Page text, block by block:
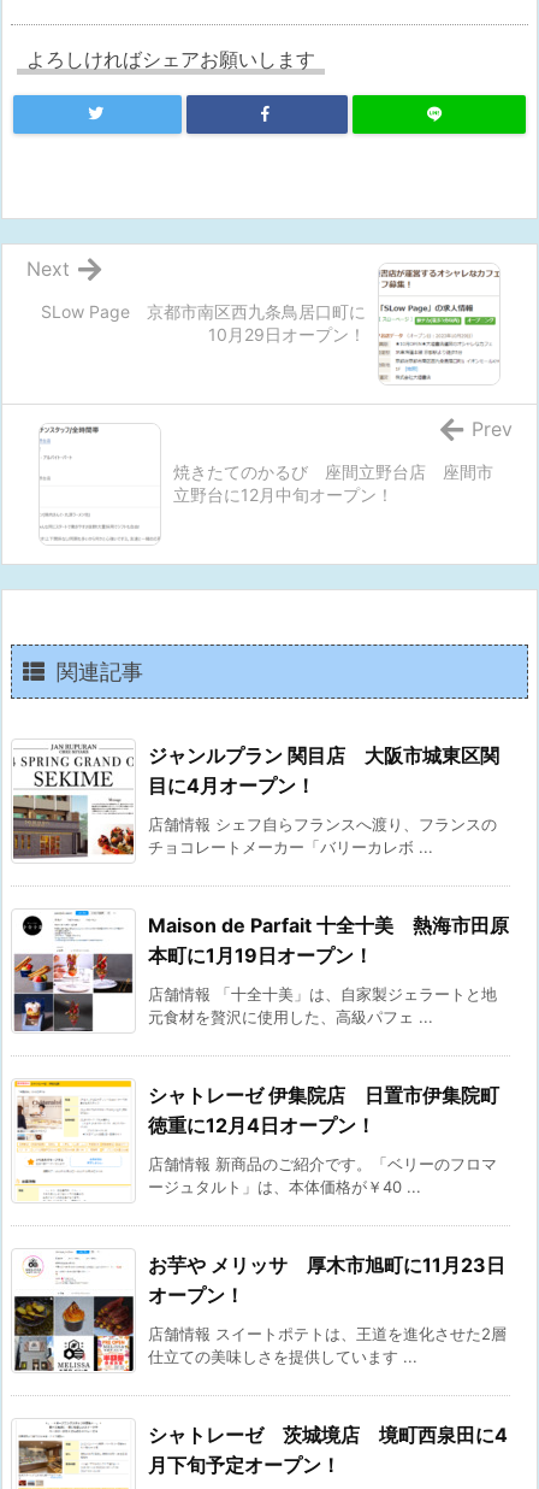
よろしければシェアお願いします
SLow Page 京都市南区西九条鳥居口町に
10月29日オープン！
Next
焼きたてのかるび 座間立野台店 座間市
立野台に12月中旬オープン！
Prev
関連記事
ジャンルプラン 関目店 大阪市城東区関
目に4月オープン！
店舗情報 シェフ自らフランスへ渡り、フランスの
チョコレートメーカー「バリーカレボ ...
Maison de Parfait 十全十美 熱海市田原
本町に1月19日オープン！
店舗情報 「十全十美」は、自家製ジェラートと地
元食材を贅沢に使用した、高級パフェ ...
シャトレーゼ 伊集院店 日置市伊集院町
徳重に12月4日オープン！
店舗情報 新商品のご紹介です。「ベリーのフロマ
ージュタルト」は、本体価格が￥40 ...
お芋や メリッサ 厚木市旭町に11月23日
オープン！
店舗情報 スイートポテトは、王道を進化させた2層
仕立ての美味しさを提供しています ...
シャトレーゼ 茨城境店 境町西泉田に4
月下旬予定オープン！